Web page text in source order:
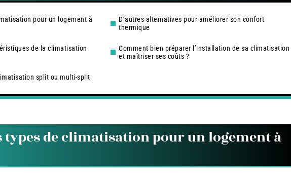
pour un logement à
de la climatisation
split ou multi-split
D’autres alternatives pour améliorer son confort
thermique
Comment bien préparer l’installation de sa climatisation
et maîtriser ses coûts ?
types de climatisation pour un logement à